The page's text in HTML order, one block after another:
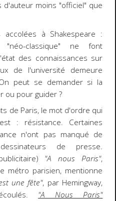
d'auteur moins "officiel" que
à Shakespeare :
"néo-classique" ne font
des connaissances sur
de l'université demeure
peut se demander si la
ou pour guider ?
de Paris, le mot d'ordre qui
: résistance. Certaines
n'ont pas manqué de
de presse.
"A nous Paris",
métro parisien, mentionne
une fête", par Hemingway,
"A Nous Paris"